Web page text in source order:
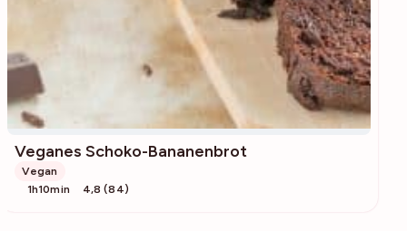
Veganes Schoko-Bananenbrot
Vegan
1h10min
4,8 (84)